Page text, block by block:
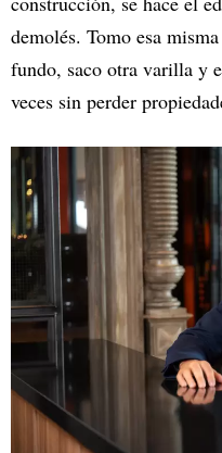
demolés. Tomo esa
fundo, saco otra varilla y
veces sin perder